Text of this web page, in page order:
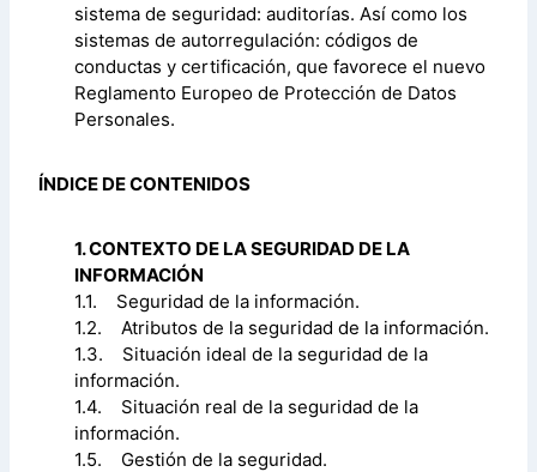
sistema de seguridad: auditorías. Así como los
sistemas de autorregulación: códigos de
conductas y certificación, que favorece el nuevo
Reglamento Europeo de Protección de Datos
Personales.
ÍNDICE DE CONTENIDOS
1. CONTEXTO DE LA SEGURIDAD DE LA
INFORMACIÓN
1.1. Seguridad de la información.
1.2. Atributos de la seguridad de la información.
1.3. Situación ideal de la seguridad de la
información.
1.4. Situación real de la seguridad de la
información.
1.5. Gestión de la seguridad.